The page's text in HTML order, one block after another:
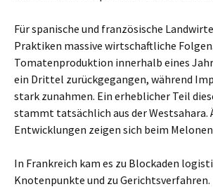
Für spanische und französische
Praktiken massive wirtschaftliche
Tomatenproduktion innerhalb eines
ein Drittel zurückgegangen, während
stark zunahmen. Ein erheblicher Teil
stammt tatsächlich aus der Westsahara.
Entwicklungen zeigen sich beim
In Frankreich kam es zu Blockaden
Knotenpunkte und zu